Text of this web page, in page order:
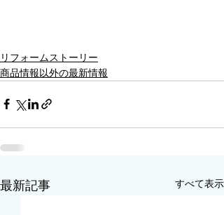
リフォームストーリー
商品情報以外の最新情報
最新記事 すべて表示